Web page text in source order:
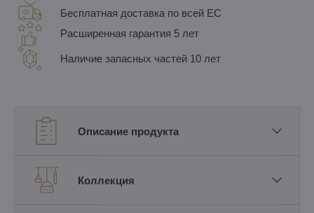
Бесплатная доставка по всей ЕС
Расширенная гарантия 5 лет
Наличие запасных частей 10 лет
Описание продукта
Коллекция